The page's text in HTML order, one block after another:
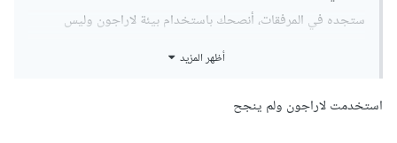
ستجده في المرفقات، أنصحك باستخدام بيئة لاراجون وليس
أظهر المزيد
استخدمت لاراجون ولم ينجح